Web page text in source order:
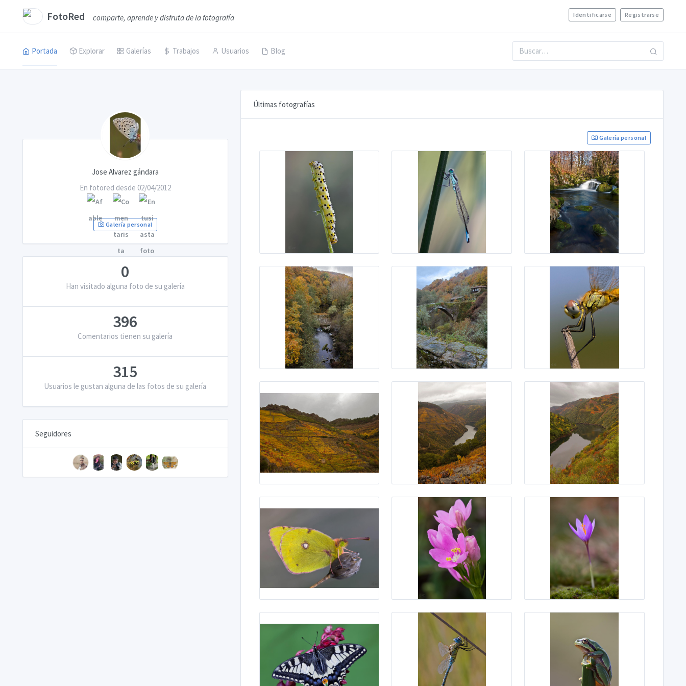
FotoRed comparte, aprende y disfruta de la fotografía Identificarse Registrarse
Portada Explorar Galerías Trabajos Usuarios Blog
Jose Alvarez gándara
En fotored desde 02/04/2012
Galería personal
0
Han visitado alguna foto de su galería
396
Comentarios tienen su galería
315
Usuarios le gustan alguna de las fotos de su galería
Seguidores
Últimas fotografías
Galería personal